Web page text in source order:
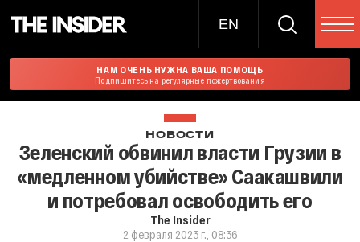
EN
НАМ ОЧЕНЬ НУЖНА ВАША ПОМОЩЬ
Подпишитесь на регулярные пожертвования
НОВОСТИ
Зеленский обвинил власти Грузии в
«медленном убийстве» Саакашвили
и потребовал освободить его
The Insider
2 февраля 2023 г., 08:36